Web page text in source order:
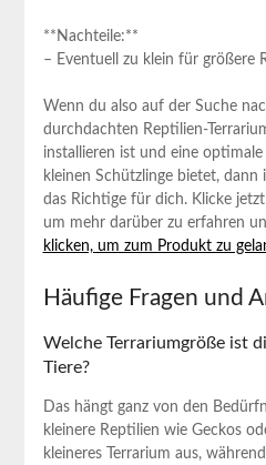
**Nachteile:**
– Eventuell zu‌ klein für größere​
Wenn du also⁣ auf der Suche
durchdachten Reptilien-
installieren ist und eine
kleinen Schützlinge bietet,⁣ dann‍
‌das Richtige‌ für⁣ dich. Klicke
um mehr⁣ darüber zu erfahren⁣
klicken, um zum Produkt zu
Häufige Fragen und
Welche Terrariumgröße ist​
Tiere?
Das hängt ganz von den
kleinere Reptilien wie⁤ Geckos
kleineres Terrarium aus,